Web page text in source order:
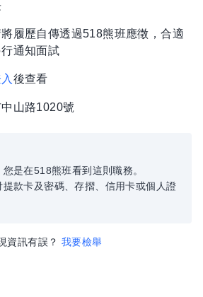
履歷自傳透過518熊班應徵，合適
通知面試
後查看
山路1020號
您是在518熊班看到這則職務。
提款卡及密碼、存摺、信用卡或個人證
資訊有誤？ 我要檢舉